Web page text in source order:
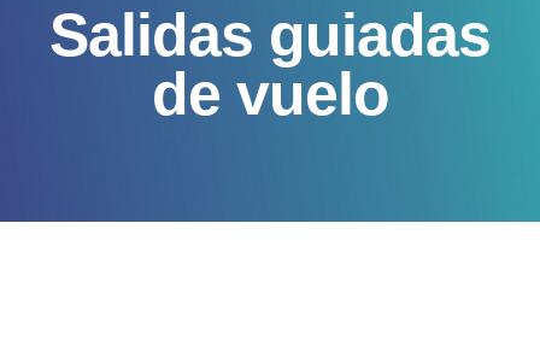
Salidas guiadas
de vuelo